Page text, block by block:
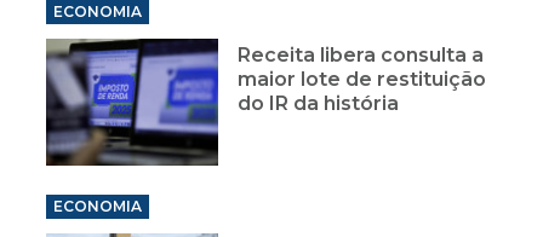
ECONOMIA
Receita libera consulta a
maior lote de restituição
do IR da história
ECONOMIA